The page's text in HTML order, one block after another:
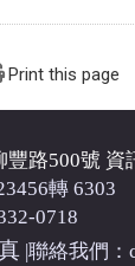
Print this page
豐路500號 資
轉 6303
0718
聯絡我們：